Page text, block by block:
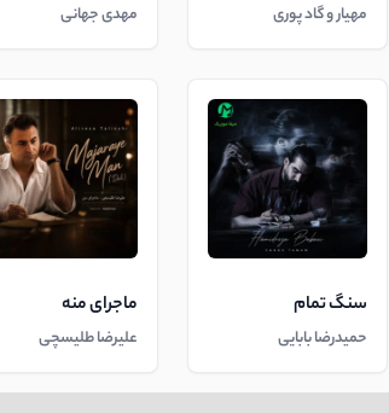
مهیار و گاد پوری مهدی جهانی
سنگ تمام
حمیدرضا بابایی
ماجرای منه
علیرضا طلیسچی